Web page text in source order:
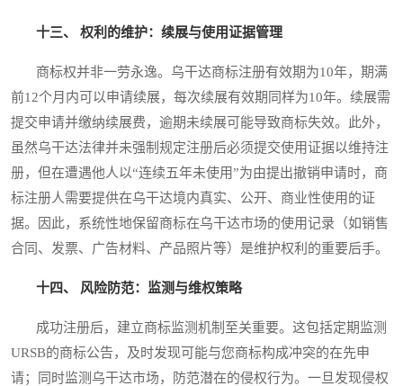
十三、 权利的维护：续展与使用证据管理
商标权并非一劳永逸。乌干达商标注册有效期为10年，期满
前12个月内可以申请续展，每次续展有效期同样为10年。续展需
提交申请并缴纳续展费，逾期未续展可能导致商标失效。此外，
虽然乌干达法律并未强制规定注册后必须提交使用证据以维持注
册，但在遭遇他人以“连续五年未使用”为由提出撤销申请时，商
标注册人需要提供在乌干达境内真实、公开、商业性使用的证
据。因此，系统性地保留商标在乌干达市场的使用记录（如销售
合同、发票、广告材料、产品照片等）是维护权利的重要后手。
十四、 风险防范：监测与维权策略
成功注册后，建立商标监测机制至关重要。这包括定期监测
URSB的商标公告，及时发现可能与您商标构成冲突的在先申
请；同时监测乌干达市场，防范潜在的侵权行为。一旦发现侵权